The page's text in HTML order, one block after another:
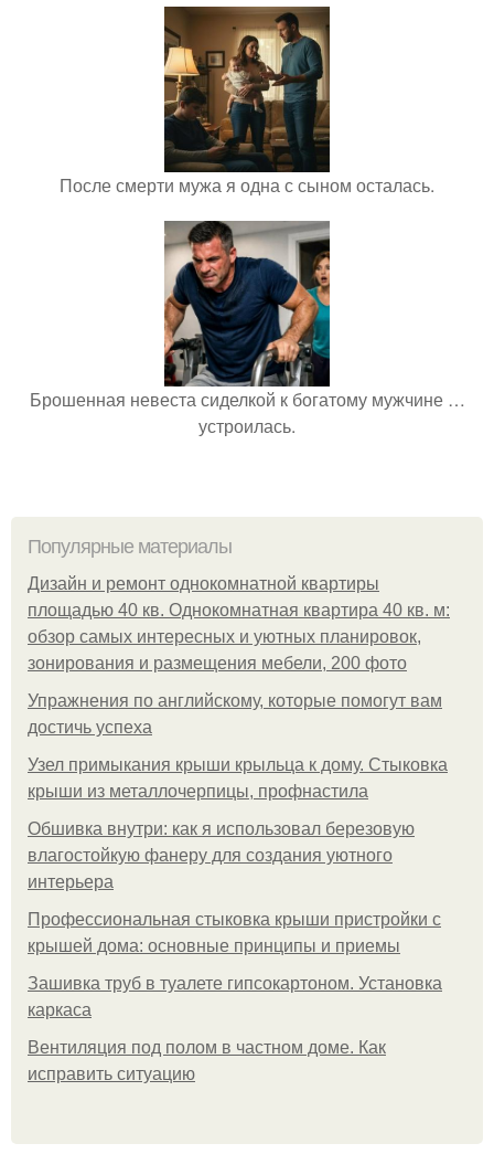
После смерти мужа я одна с сыном осталась.
Брошенная невеста сиделкой к богатому мужчине …
устроилась.
Популярные материалы
Дизайн и ремонт однокомнатной квартиры
площадью 40 кв. Однокомнатная квартира 40 кв. м:
обзор самых интересных и уютных планировок,
зонирования и размещения мебели, 200 фото
Упражнения по английскому, которые помогут вам
достичь успеха
Узел примыкания крыши крыльца к дому. Стыковка
крыши из металлочерпицы, профнастила
Обшивка внутри: как я использовал березовую
влагостойкую фанеру для создания уютного
интерьера
Профессиональная стыковка крыши пристройки с
крышей дома: основные принципы и приемы
Зашивка труб в туалете гипсокартоном. Установка
каркаса
Вентиляция под полом в частном доме. Как
исправить ситуацию